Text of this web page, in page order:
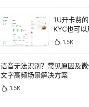
1U开卡费
KYC也可
1.5K
语音无法识别？常见原因及
文字高频场景解决方案
1.5K